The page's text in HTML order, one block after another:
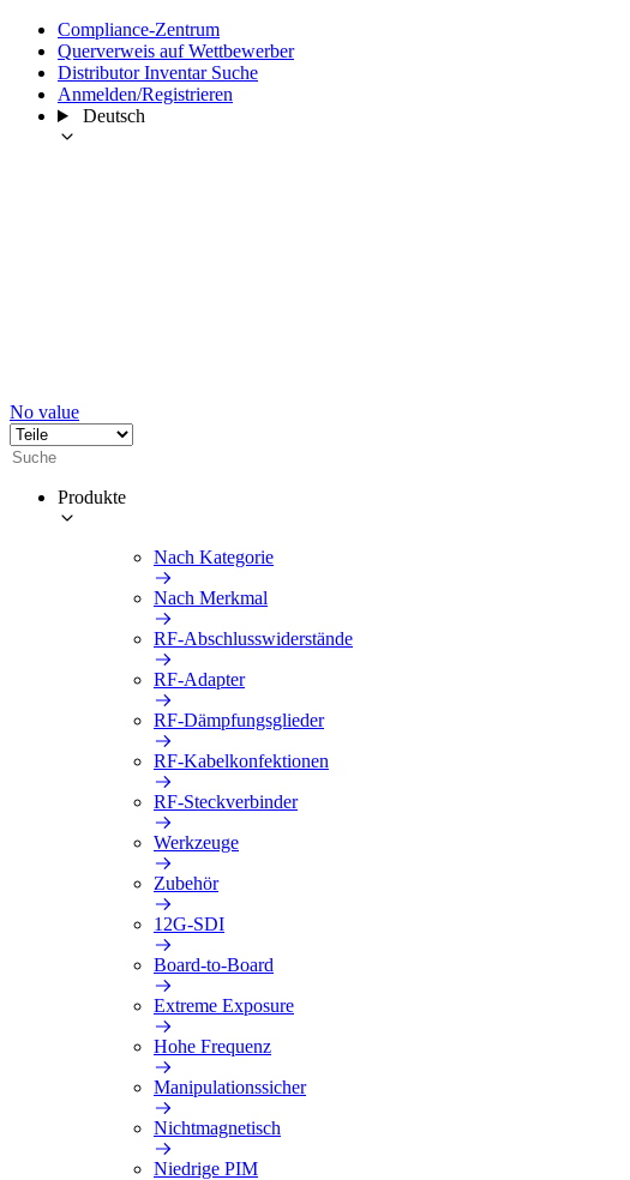
Compliance-Zentrum
Querverweis auf Wettbewerber
Distributor Inventar Suche
Anmelden/Registrieren
Deutsch
No value
Produkte
Nach Kategorie
Nach Merkmal
RF-Abschlusswiderstände
RF-Adapter
RF-Dämpfungsglieder
RF-Kabelkonfektionen
RF-Steckverbinder
Werkzeuge
Zubehör
12G-SDI
Board-to-Board
Extreme Exposure
Hohe Frequenz
Manipulationssicher
Nichtmagnetisch
Niedrige PIM